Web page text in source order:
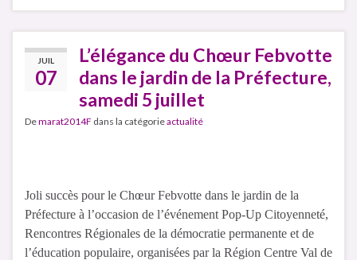
JUIL
07
L’élégance du Chœur Febvotte
dans le jardin de la Préfecture,
samedi 5 juillet
Demarat2014F dans la catégorieactualité
Joli succès pour le Chœur Febvotte dans le jardin de la
Préfecture à l’occasion de l’événement Pop-Up Citoyenneté,
Rencontres Régionales de la démocratie permanente et de
l’éducation populaire, organisées par la Région Centre Val de